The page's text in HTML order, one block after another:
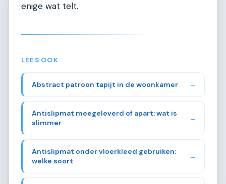
enige wat telt.
LEES OOK
Abstract patroon tapijt in de woonkamer →
Antislipmat meegeleverd of apart: wat is
slimmer
→
Antislipmat onder vloerkleed gebruiken:
welke soort
→